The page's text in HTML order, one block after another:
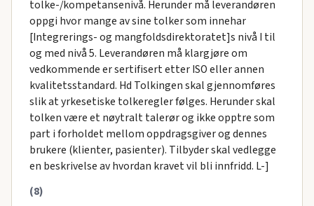
tolke-/kompetansenivå. Herunder må leverandøren
oppgi hvor mange av sine tolker som innehar
[Integrerings- og mangfoldsdirektoratet]s nivå I til
og med nivå 5. Leverandøren må klargjøre om
vedkommende er sertifisert etter ISO eller annen
kvalitetsstandard. Hd Tolkingen skal gjennomføres
slik at yrkesetiske tolkeregler følges. Herunder skal
tolken være et nøytralt talerør og ikke opptre som
part i forholdet mellom oppdragsgiver og dennes
brukere (klienter, pasienter). Tilbyder skal vedlegge
en beskrivelse av hvordan kravet vil bli innfridd. L-]
(8)